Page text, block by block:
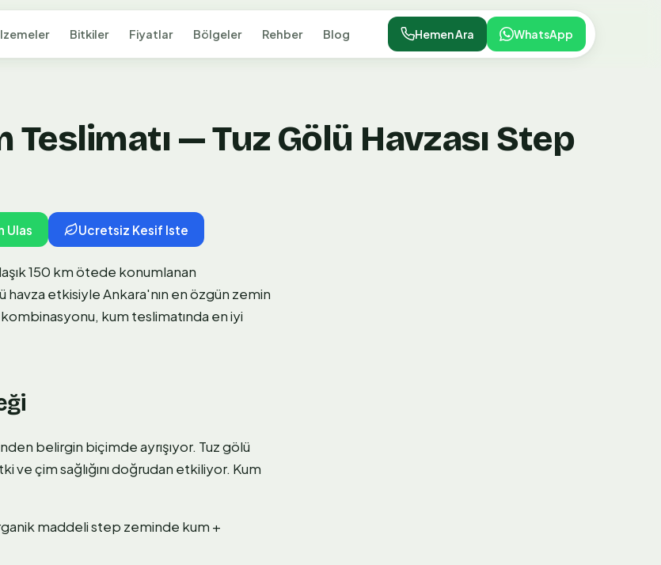
Bitkiler Fiyatlar Bölgeler Rehber Blog Hemen Ara WhatsApp
— Tuz Gölü Havzası Step
Ulas Ucretsiz Kesif Iste
150 km ötede konumlanan
etkisiyle Ankara'nın en özgün zemin
kombinasyonu, kum teslimatında en iyi
belirgin biçimde ayrışıyor. Tuz gölü
ve çim sağlığını doğrudan etkiliyor. Kum
maddeli step zeminde kum +